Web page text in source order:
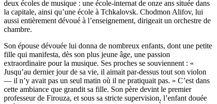
deux écoles de musique : une école-internat de onze ans située dans
la capitale, ainsi qu’une école à Tchkalovsk. Chodmon Alifov, lui
aussi entièrement dévoué à l’enseignement, dirigeait un orchestre de
chambre.
Son épouse dévouée lui donna de nombreux enfants, dont une petite
fille qui manifesta, dès son plus jeune âge, une passion
extraordinaire pour la musique. Ses proches se souviennent : «
Jusqu’au dernier jour de sa vie, il aimait par-dessus tout son violon
— il n’y avait pas un seul matin où il ne pratiquait pas. » C’est dans
cette ambiance que grandit sa fille. Son père devint le premier
professeur de Firouza, et sous sa stricte supervision, l’enfant douée